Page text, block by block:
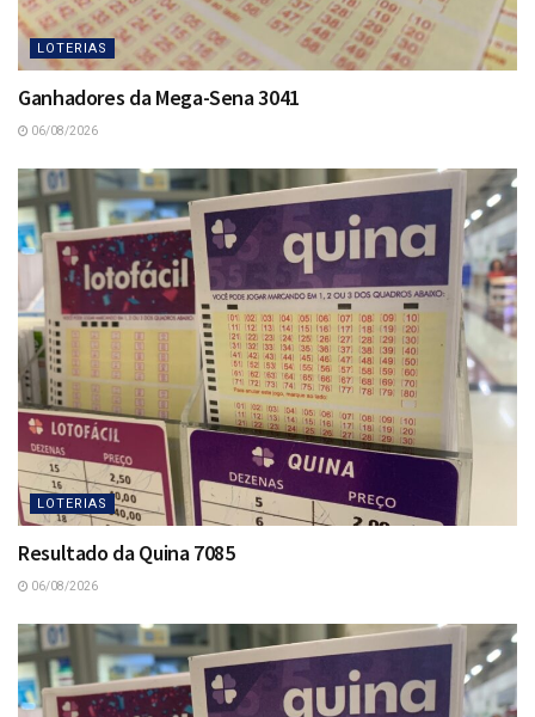
LOTERIAS
Ganhadores da Mega-Sena 3041
06/08/2026
LOTERIAS
Resultado da Quina 7085
06/08/2026